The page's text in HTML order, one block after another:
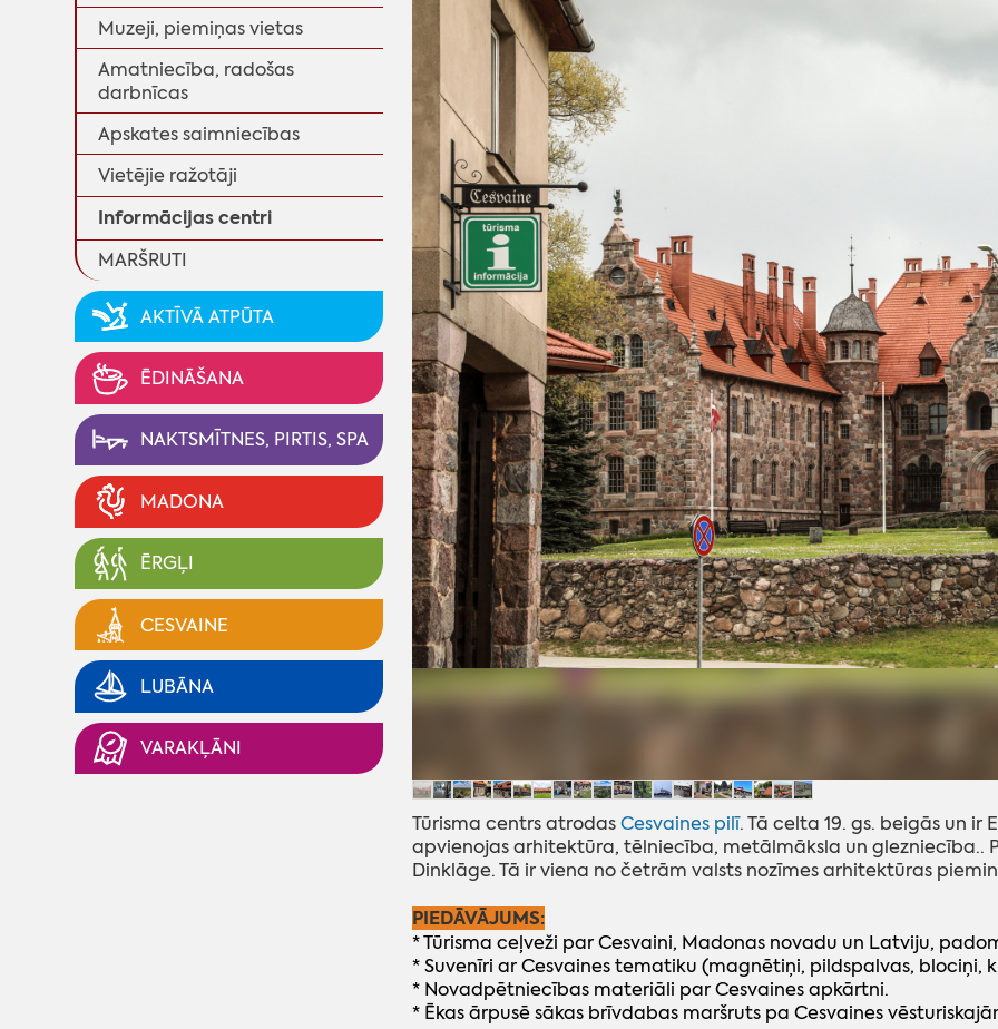
Muzeji, piemiņas vietas
Amatniecība, radošas
darbnīcas
Apskates saimniecības
Vietējie ražotāji
Informācijas centri
MARŠRUTI
AKTĪVĀ ATPŪTA
ĒDINĀŠANA
NAKTSMĪTNES, PIRTIS, SPA
MADONA
ĒRGĻI
CESVAINE
LUBĀNA
VARAKĻĀNI
◄
Tūrisma centrs atrodasCesvaines pilī. Tā celta 19. gs. beigās un
apvienojas arhitektūra, tēlniecība, metālmāksla un glezniecība..
Dinklāge. Tā ir viena no četrām valsts nozīmes arhitektūras
PIEDĀVĀJUMS:
* Tūrisma ceļveži par Cesvaini, Madonas novadu un Latviju,
* Suvenīri ar Cesvaines tematiku (magnētiņi, pildspalvas, blociņi,
* Novadpētniecības materiāli par Cesvaines apkārtni.
* Ēkas ārpusē sākas brīvdabas maršruts pa Cesvaines